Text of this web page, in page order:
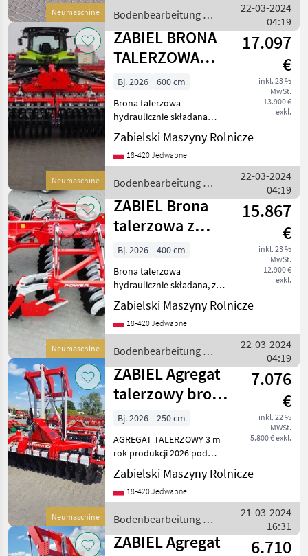
Neumaschine
170 KM Liczba talerzy 36
Wyp
Bodenbearbeitung /
ZABIEL
22-03-2024
04:19
Neumaschine
ZABIEL BRONA
TALERZOWA
HYDRAULICZNIE
SKŁADANA
SPEEDCUT
17.097
€
inkl. 23 %
MwSt.
13.900 €
exkl.
Bj. 2026
600 cm
Brona talerzowa
hydraulicznie składana
SPEEDCUT BT- 60 Waga
4040 kg ( wyposażenie
podstawowe)
250 KM Liczba talerzy 48
Wyposażenie pods
Zabielski Maszyny Rolnicze
18-420 Jedwabne
Bodenbearbeitung /
ZABIEL
22-03-2024
04:19
Neumaschine
ZABIEL Brona
talerzowa z
wózkiem
jezdnym BTH
400
15.867
€
inkl. 23 %
MwSt.
12.900 €
exkl.
Bj. 2026
400 cm
Brona talerzowa
hydraulicznie składana, z
wózkiem jezdnym
SPEEDCUT BTH-40 Waga
3780 kg ( wyposażenie
Zapotrzebowanie mocy od
150 KM Liczba talerzy 32
Zabielski Maszyny Rolnicze
18-420 Jedwabne
Bodenbearbeitung /
ZABIEL
22-03-2024
04:19
Neumaschine
ZABIEL Agregat
talerzowy brona
z hydropakiem 3
m ZABI
7.076
€
inkl. 22 %
MWSt.
5.800 € exkl.
Bj. 2026
250 cm
AGREGAT TALERZOWY 3 m
rok produkcji 2026 pod
cena plus VAT wyposażenie:
-szerokość 3 m -talerze fi
560 mm -HYDROPACK na
bezobsług
Zabielski Maszyny Rolnicze
18-420 Jedwabne
Bodenbearbeitung /
ZABIEL
21-03-2024
16:31
ZABIEL Agregat
6.710